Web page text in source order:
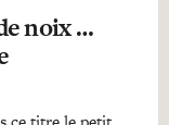
noix …